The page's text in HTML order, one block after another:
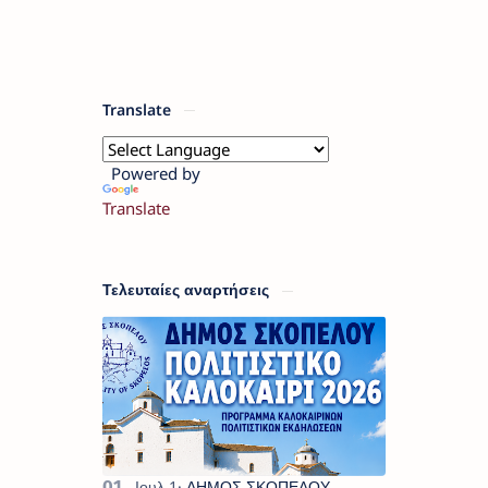
Translate
Powered by
Translate
Τελευταίες αναρτήσεις